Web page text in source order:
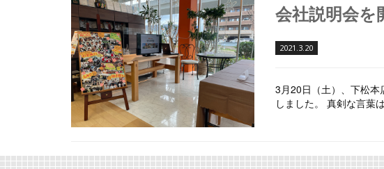
会社説明会を
2021.3.20
3月20日（土）、下松本
しました。 真剣な言葉